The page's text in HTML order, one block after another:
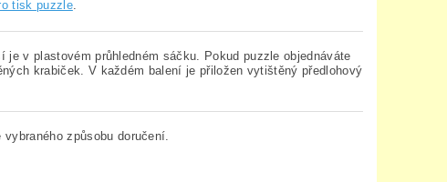
tisk puzzle.
v plastovém průhledném sáčku. Pokud puzzle objednáváte
krabiček. V každém balení je přiložen vytištěný předlohový
způsobu doručení.